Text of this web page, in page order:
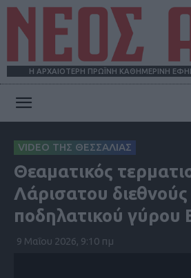
Η ΑΡΧΑΙΟΤΕΡΗ ΠΡΩΪΝΗ ΚΑΘΗΜΕΡΙΝΗ
ΑΓΩΝ
VIDEO ΤΗΣ ΘΕΣΣΑΛΙΑΣ
Θεαματικός
Λάρισατου διεθνούς
ποδηλατικού γύρου
9 Μαΐου 2026, 9:10 πμ